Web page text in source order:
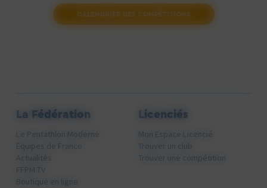
CALENDRIER DES COMPÉTITIONS
La Fédération
Le Pentathlon Moderne
Équipes de France
Actualités
FFPM TV
Boutique en ligne
Licenciés
Mon Espace Licencié
Trouver un club
Trouver une compétition